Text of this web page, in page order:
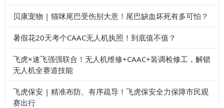
贝康宠物 | 猫咪尾巴受伤别大意！尾巴缺血坏死有多可怕？
暑假花20天考个CAAC无人机执照！到底值不值？
飞虎×速飞强强联合！无人机维修+CAAC+装调检修工，解锁
无人机全赛道技能
飞虎保安 | 精准布防、有序疏导！飞虎保安全力保障市民观
赛出行